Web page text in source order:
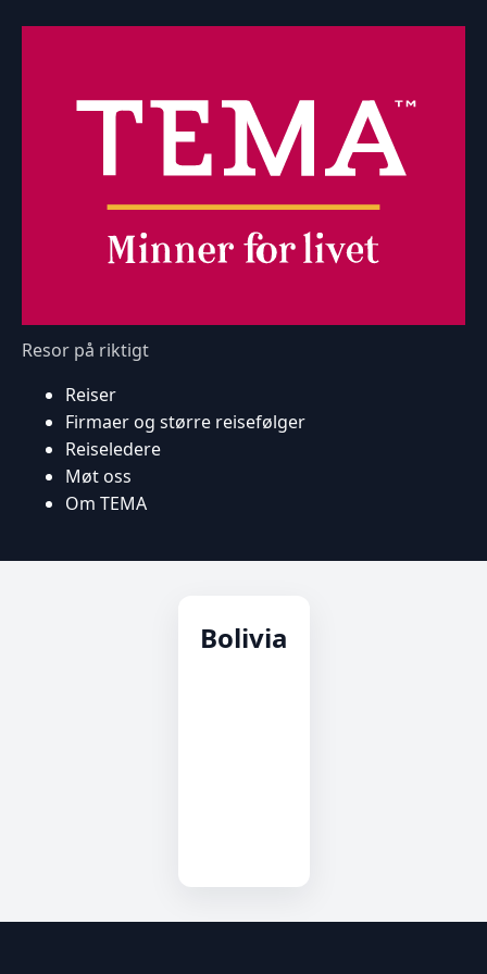
Resor på riktigt
Reiser
Firmaer og større reisefølger
Reiseledere
Møt oss
Om TEMA
Bolivia